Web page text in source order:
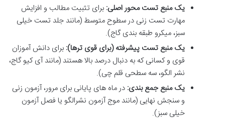
یک منبع تست محور اصلی: برای تثبیت مطالب و افزایش
مهارت تست زنی در سطوح متوسط (مانند جلد تست خیلی
سبز، میکرو طبقه بندی گاج).
یک منبع تست پیشرفته (برای قوی ترها): برای دانش آموزان
قوی و کسانی که به دنبال درصد بالا هستند (مانند آی کیو گاج،
نشر الگو، سه سطحی قلم چی).
یک منبع جمع بندی: در ماه های پایانی برای مرور، آزمون زنی
و سنجش نهایی (مانند موج آزمون نشرالگو یا فصل آزمون
خیلی سبز).